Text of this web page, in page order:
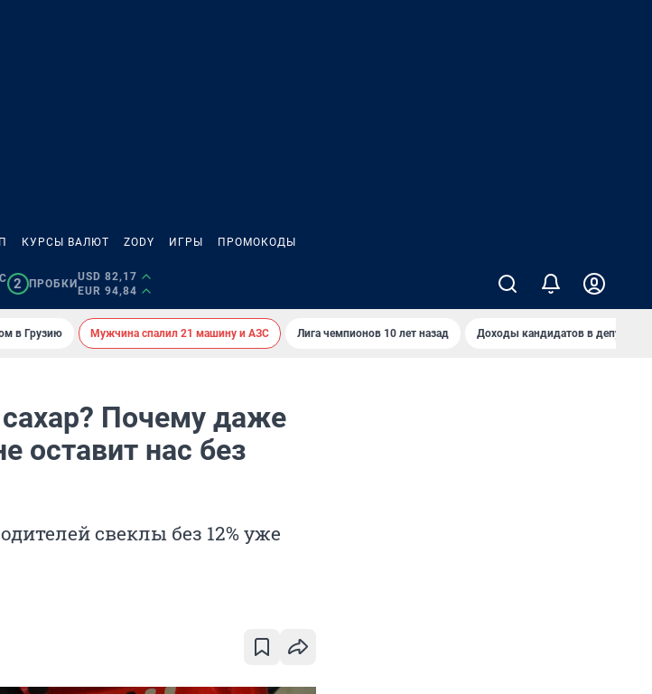
КУРСЫ ВАЛЮТ ZODY ИГРЫ ПРОМОКОДЫ
2 ПРОБКИ
USD 82,17
EUR 94,84
в Грузию Мужчина спалил 21 машину и АЗС Лига чемпионов 10 лет назад Доходы кандидатов в депутаты
Почему даже
оставит нас без
свеклы без 12% уже